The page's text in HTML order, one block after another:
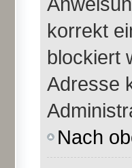
korrekt
blockiert
Adresse
Nach